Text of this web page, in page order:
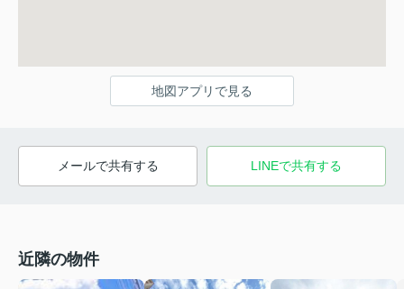
地図アプリで見る
メールで共有する LINEで共有する
近隣の物件